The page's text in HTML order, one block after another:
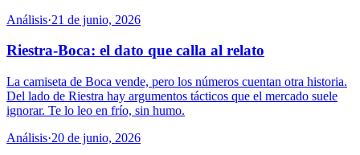
Análisis·21 de junio, 2026
Riestra-Boca: el dato que calla al relato
La camiseta de Boca vende, pero los números cuentan otra historia.
Del lado de Riestra hay argumentos tácticos que el mercado suele
ignorar. Te lo leo en frío, sin humo.
Análisis·20 de junio, 2026